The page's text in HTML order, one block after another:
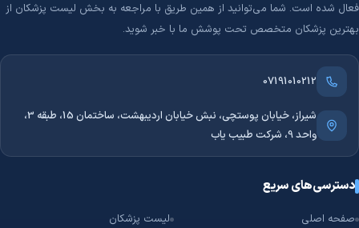
فعال شده است. شما می‌توانید از همین طریق با مراجعه به بخش لیست پزشکان از
بهترین پزشکان متخصص تحت پوشش ما با خبر شوید.
07191010212
شیراز، خیابان پوستچی، نبش خیابان اردیبهشت، ساختمان 15، طبقه 3،
واحد 9، شرکت طبیب یاب
دسترسی‌های سریع
صفحه اصلی
لیست پزشکان